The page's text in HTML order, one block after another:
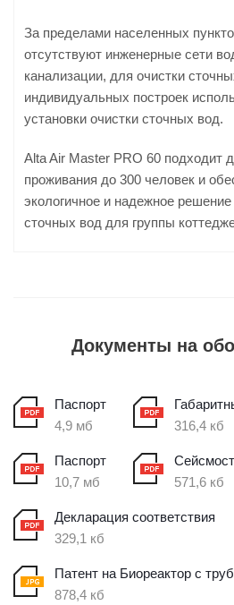
За пределами населенных
отсутствуют инженерные сети
канализации, для очистки
индивидуальных построек
установки очистки сточных вод.
Alta Air Master PRO 60 подходит
проживания до 300 человек и
экологичное и надежное
сточных вод для группы
Документы на
Паспорт
4,9 мб
316,4 кб
Паспорт
10,7 мб
571,6 кб
Декларация соответствия
329,1 кб
Патент на Биореактор с
878,4 кб